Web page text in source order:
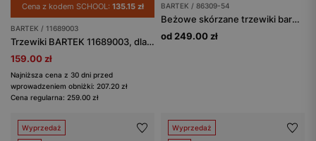
Cena z kodem SCHOOL: 135.15 zł
BARTEK / 11689003
Trzewiki BARTEK 11689003, dla dziewcząt, srebrno-szary
159.00 zł
Najniższa cena z 30 dni przed
wprowadzeniem obniżki: 207.20 zł
Cena regularna: 259.00 zł
BARTEK / 86309-54
Beżowe skórzane trzewiki barefoot BARTEK 86309-54
od 249.00 zł
Wyprzedaż Wyprzedaż